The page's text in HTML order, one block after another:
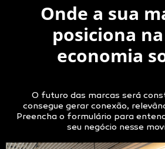
Onde a sua
posiciona
economia
O futuro das marcas será
consegue gerar conexão,
Preencha o formulário para
seu negócio nesse